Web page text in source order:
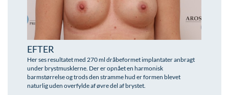
Thoraxkirurgi (slipping rib)
Ultralydsscanning
Urologi (Urinvejssygdomme)
Øre-næse-hals
Kæbekirurgi
Skræddersyede dropbehandlinger
Før / efter billeder
Standardbetingelser for privatbetalte
operationer
Ventetid i det offentlige - Frit sygehusvalg
EFTER
Her ses resultatet med 270 ml dråbeformet implantater anbragt
under brystmusklerne. Der er opnået en harmonisk
barmstørrelse og trods den stramme hud er formen blevet
naturlig uden overfylde af øvre del af brystet.